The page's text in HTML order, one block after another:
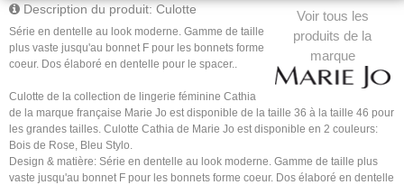
Voir tous les
produits de la
marque
Description du produit: Culotte
Série en dentelle au look moderne. Gamme de taille
plus vaste jusqu'au bonnet F pour les bonnets forme
coeur. Dos élaboré en dentelle pour le spacer..
Culotte de la collection de lingerie féminine Cathia
de la marque française Marie Jo est disponible de la taille 36 à la taille 46 pour
les grandes tailles. Culotte Cathia de Marie Jo est disponible en 2 couleurs:
Bois de Rose, Bleu Stylo.
Design & matière: Série en dentelle au look moderne. Gamme de taille plus
vaste jusqu'au bonnet F pour les bonnets forme coeur. Dos élaboré en dentelle